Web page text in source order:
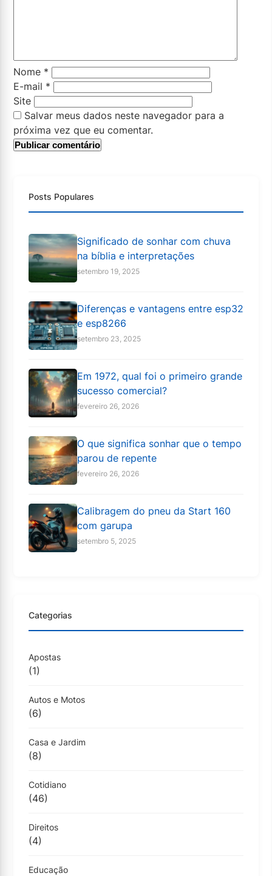
Nome *
E-mail *
Site
Salvar meus dados neste navegador para a
próxima vez que eu comentar.
Posts Populares
Significado de sonhar com chuva
na bíblia e interpretações
setembro 19, 2025
Diferenças e vantagens entre esp32
e esp8266
setembro 23, 2025
Em 1972, qual foi o primeiro grande
sucesso comercial?
fevereiro 26, 2026
O que significa sonhar que o tempo
parou de repente
fevereiro 26, 2026
Calibragem do pneu da Start 160
com garupa
setembro 5, 2025
Categorias
Apostas
(1)
Autos e Motos
(6)
Casa e Jardim
(8)
Cotidiano
(46)
Direitos
(4)
Educação